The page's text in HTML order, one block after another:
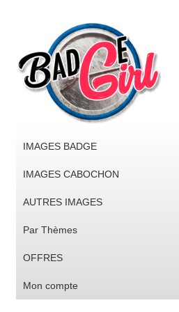
la
navigation
contenu
IMAGES BADGE
IMAGES CABOCHON
AUTRES IMAGES
Par Thèmes
OFFRES
Mon compte